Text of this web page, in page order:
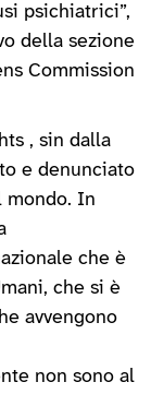
psichiatrici”,
della sezione
Commission
, sin dalla
e denunciato
In
che è
che si è
avvengono
non sono al